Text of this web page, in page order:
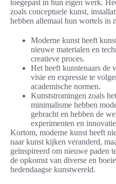
toegepast in hun eigen werk.
zoals conceptuele kunst,
hebben allemaal hun wortels in
Moderne kunst heeft
nieuwe materialen en
creatieve proces.
Het heeft kunstenaars de
visie en expressie te
academische normen.
Kunststromingen zoals
minimalisme hebben
gebracht en hebben de
experimenten en
Kortom, moderne kunst heeft
naar kunst kijken veranderd,
geïnspireerd om nieuwe paden
de opkomst van diverse en
hedendaagse kunstwereld.